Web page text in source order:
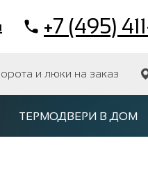
+7 (495)
и люки на заказ
ТЕРМОДВЕРИ В ДОМ